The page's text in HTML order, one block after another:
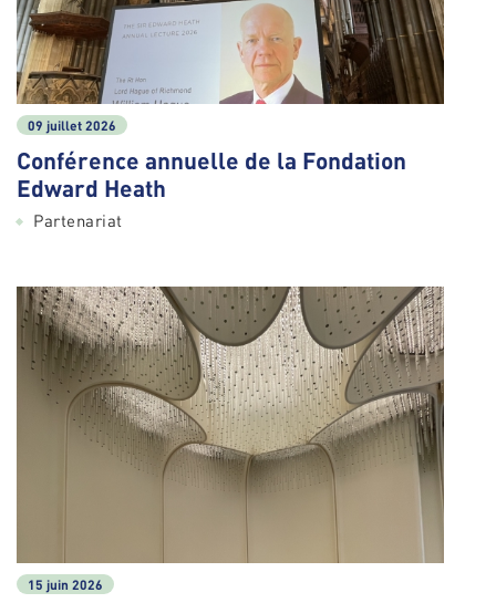
09 juillet 2026
Conférence annuelle de la Fondation
Edward Heath
Partenariat
15 juin 2026